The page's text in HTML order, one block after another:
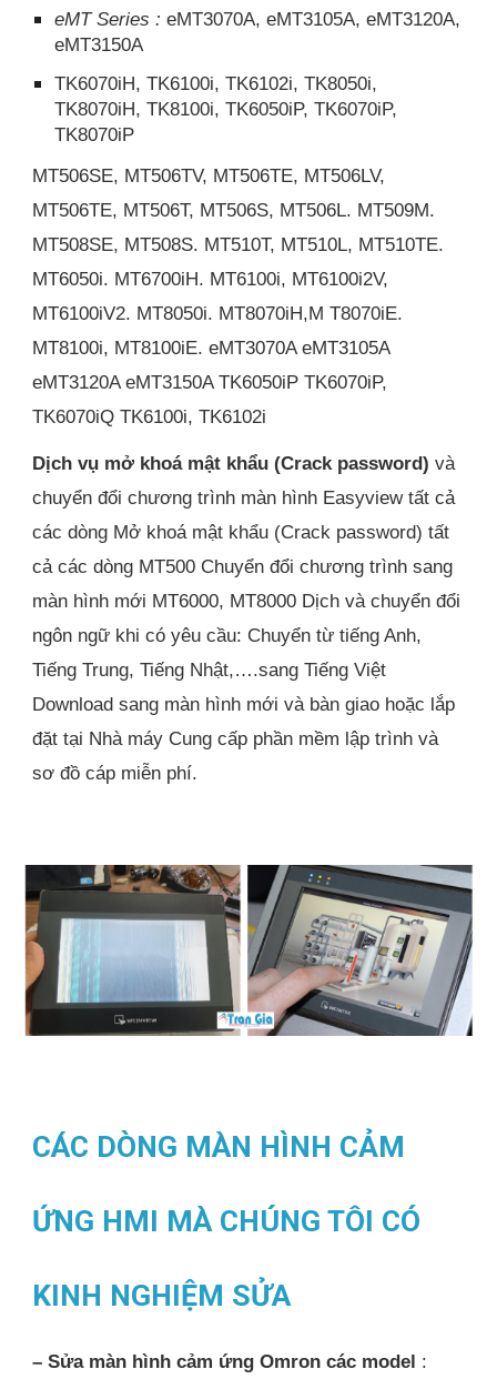
eMT Series : eMT3070A, eMT3105A, eMT3120A,
eMT3150A
TK6070iH, TK6100i, TK6102i, TK8050i,
TK8070iH, TK8100i, TK6050iP, TK6070iP,
TK8070iP
MT506SE, MT506TV, MT506TE, MT506LV,
MT506TE, MT506T, MT506S, MT506L. MT509M.
MT508SE, MT508S. MT510T, MT510L, MT510TE.
MT6050i. MT6700iH. MT6100i, MT6100i2V,
MT6100iV2. MT8050i. MT8070iH,M T8070iE.
MT8100i, MT8100iE. eMT3070A eMT3105A
eMT3120A eMT3150A TK6050iP TK6070iP,
TK6070iQ TK6100i, TK6102i
Dịch vụ mở khoá mật khẩu (Crack password)và
chuyển đổi chương trình màn hình Easyview tất cả
các dòng Mở khoá mật khẩu (Crack password) tất
cả các dòng MT500 Chuyển đổi chương trình sang
màn hình mới MT6000, MT8000 Dịch và chuyển đổi
ngôn ngữ khi có yêu cầu: Chuyển từ tiếng Anh,
Tiếng Trung, Tiếng Nhật,….sang Tiếng Việt
Download sang màn hình mới và bàn giao hoặc lắp
đặt tại Nhà máy Cung cấp phần mềm lập trình và
sơ đồ cáp miễn phí.
CÁC DÒNG MÀN HÌNH CẢM
ỨNG HMI MÀ CHÚNG TÔI CÓ
KINH NGHIỆM SỬA
– Sửa màn hình cảm ứng Omron các model :